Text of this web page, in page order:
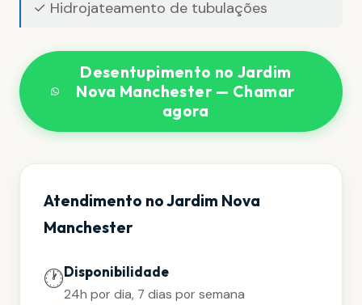
✓ Hidrojateamento de tubulações
Desentupimento no Jardim
Nova Manchester — Chamar
agora
Atendimento no Jardim Nova
Manchester
🕐Disponibilidade
24h por dia, 7 dias por semana